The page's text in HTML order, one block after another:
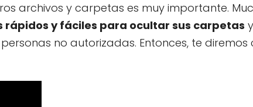
archivos y carpetas es muy importante.
rápidos y fáciles para ocultar sus carpetas
no autorizadas. Entonces, te diremos